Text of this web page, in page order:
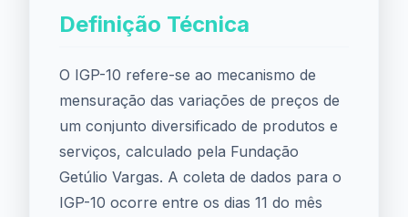
Definição Técnica
O IGP-10 refere-se ao mecanismo de
mensuração das variações de preços de
um conjunto diversificado de produtos e
serviços, calculado pela Fundação
Getúlio Vargas. A coleta de dados para o
IGP-10 ocorre entre os dias 11 do mês